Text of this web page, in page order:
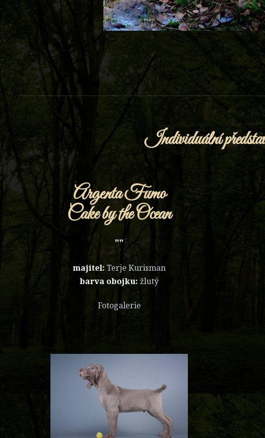
Individuální
Argenta Fumo
Cake by the Ocean
""
majitel: Terje Kurisman
barva obojku: žlutý
Fotogalerie